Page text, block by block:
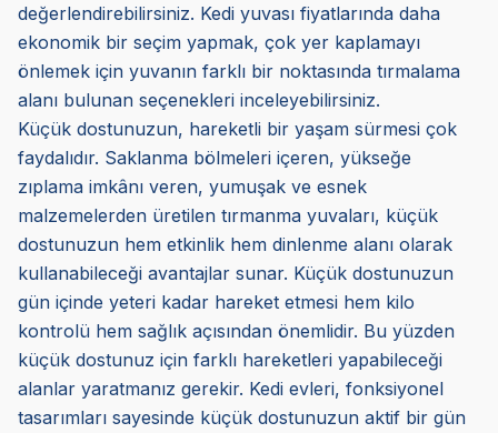
değerlendirebilirsiniz. Kedi yuvası fiyatlarında daha
ekonomik bir seçim yapmak, çok yer kaplamayı
önlemek için yuvanın farklı bir noktasında tırmalama
alanı bulunan seçenekleri inceleyebilirsiniz.
Küçük dostunuzun, hareketli bir yaşam sürmesi çok
faydalıdır. Saklanma bölmeleri içeren, yükseğe
zıplama imkânı veren, yumuşak ve esnek
malzemelerden üretilen tırmanma yuvaları, küçük
dostunuzun hem etkinlik hem dinlenme alanı olarak
kullanabileceği avantajlar sunar. Küçük dostunuzun
gün içinde yeteri kadar hareket etmesi hem kilo
kontrolü hem sağlık açısından önemlidir. Bu yüzden
küçük dostunuz için farklı hareketleri yapabileceği
alanlar yaratmanız gerekir. Kedi evleri, fonksiyonel
tasarımları sayesinde küçük dostunuzun aktif bir gün